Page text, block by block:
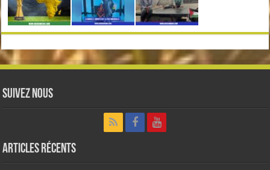
Suivez nous
Articles récents